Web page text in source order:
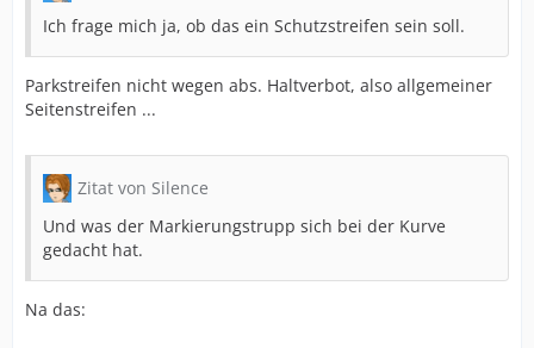
Ich frage mich ja, ob das ein Schutzstreifen sein soll.
Parkstreifen nicht wegen abs. Haltverbot, also allgemeiner
Seitenstreifen ...
Zitat von Silence
Und was der Markierungstrupp sich bei der Kurve
gedacht hat.
Na das: